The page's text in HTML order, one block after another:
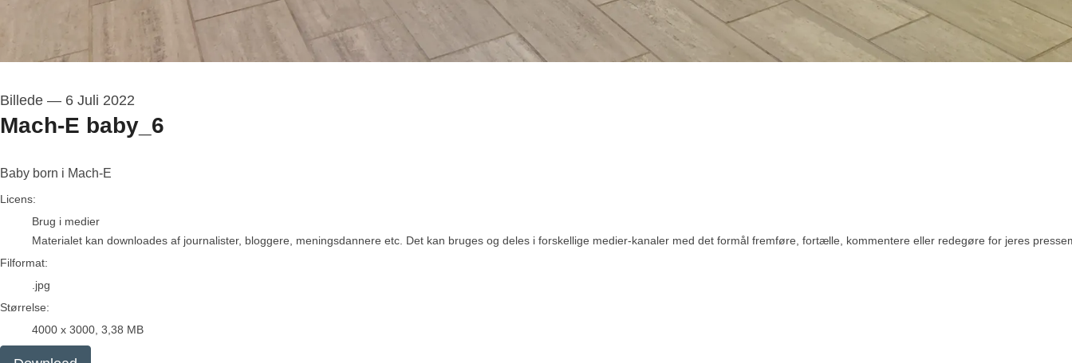
Billede — 6 Juli 2022
Mach-E baby_6
Baby born i Mach-E
go to media item
Licens:
Brug i medier
Materialet kan downloades af journalister, bloggere, meningsdannere etc. Det kan bruges og deles i forskellige medier-kanaler med det formål fremføre, fortælle, kommentere eller redegøre for jeres
Filformat:
.jpg
Størrelse:
4000 x 3000, 3,38 MB